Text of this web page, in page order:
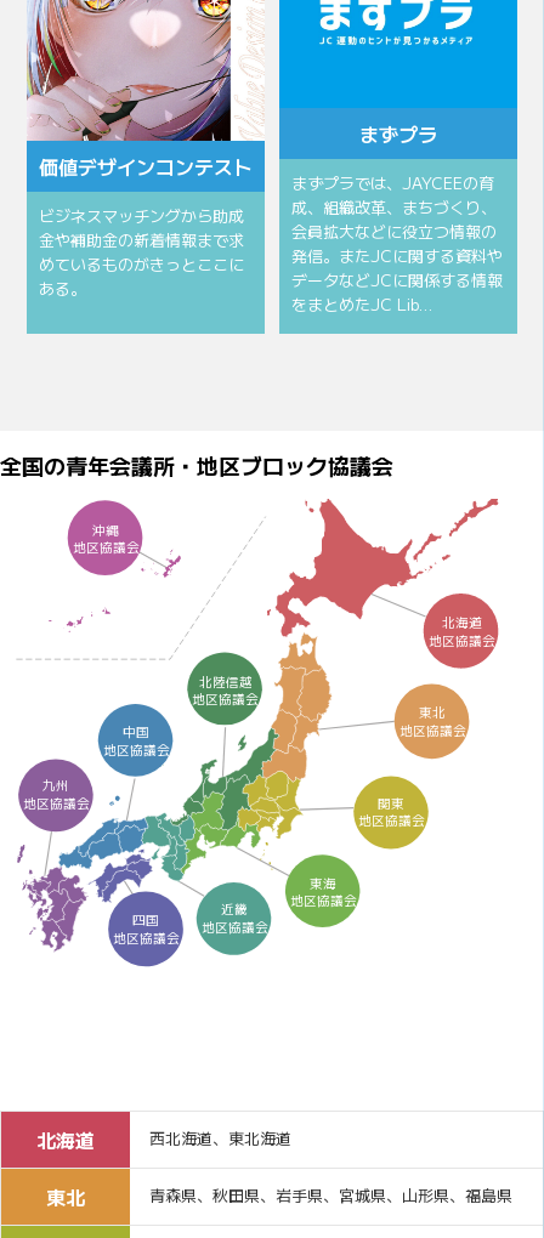
価値デザインコンテスト
ビジネスマッチングから助成
金や補助金の新着情報まで求
めているものがきっとここに
ある。
まずプラ
まずプラでは、JAYCEEの育
成、組織改革、まちづくり、
会員拡大などに役立つ情報の
発信。またJCに関する資料や
データなどJCに関係する情報
をまとめたJC Lib…
全国の青年会議所・地区ブロック協議会
沖縄
地区協議会
九州
地区協議会
北海道
地区協議会
東北
地区協議会
東海
地区協議会
近畿
地区協議会
中国
地区協議会
四国
地区協議会
関東
地区協議会
北陸信越
地区協議会
北海道 西北海道、東北海道
東北 青森県、秋田県、岩手県、宮城県、山形県、福島県